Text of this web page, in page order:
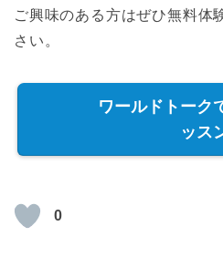
ご興味のある方はぜひ無料体
さい。
ワールドトーク
ッス
0